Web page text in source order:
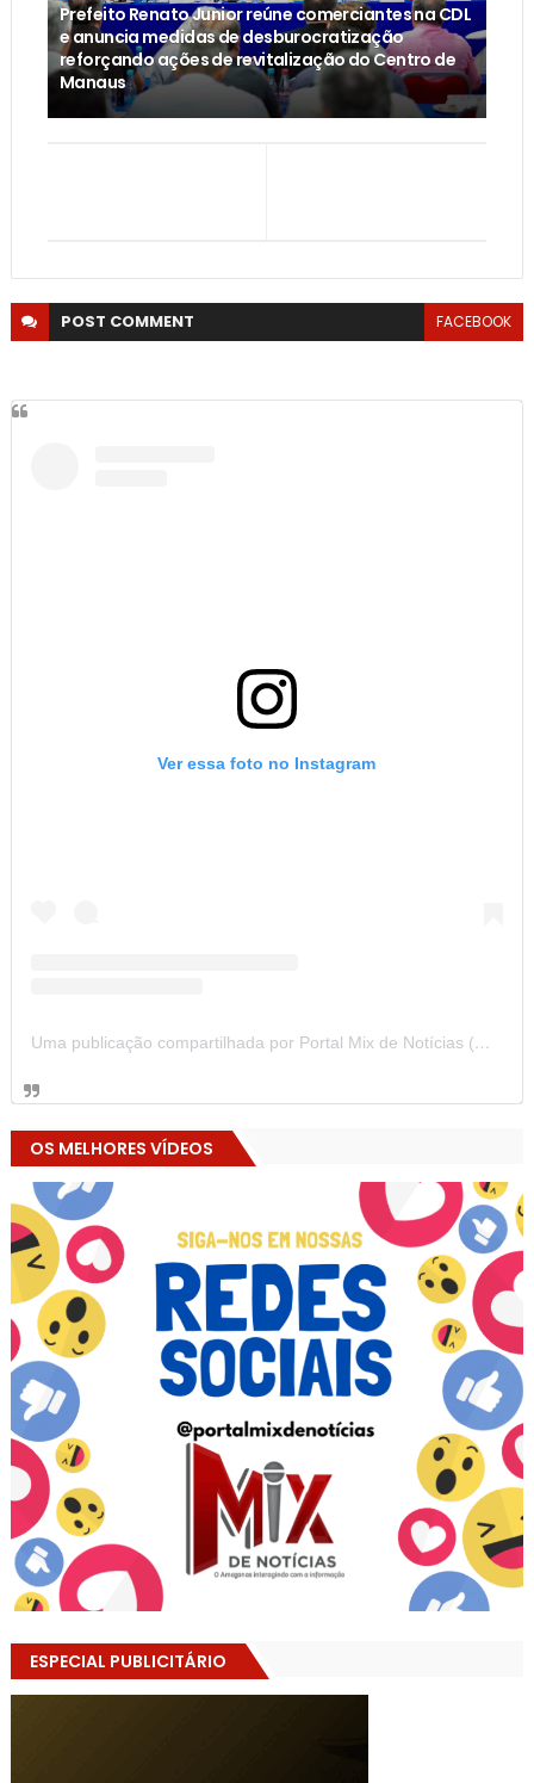
Prefeito Renato Junior reúne comerciantes na CDL
e anuncia medidas de desburocratização
reforçando ações de revitalização do Centro de
Manaus
POST COMMENT FACEBOOK
Ver essa foto no Instagram
Uma publicação compartilhada por Portal Mix de Notícias (@portalmixdenoticias)
OS MELHORES VÍDEOS
ESPECIAL PUBLICITÁRIO